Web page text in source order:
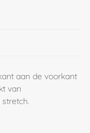
aan de voorkant
van